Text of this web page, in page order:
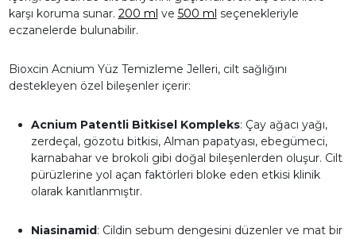
karşı koruma sunar. 200 ml ve 500 ml seçenekleriyle
eczanelerde bulunabilir.
Bioxcin Acnium Yüz Temizleme Jelleri, cilt sağlığını
destekleyen özel bileşenler içerir:
Acnium Patentli Bitkisel Kompleks: Çay ağacı yağı,
zerdeçal, gözotu bitkisi, Alman papatyası, ebegümeci,
karnabahar ve brokoli gibi doğal bileşenlerden oluşur. Cilt
pürüzlerine yol açan faktörleri bloke eden etkisi klinik
olarak kanıtlanmıştır.
Niasinamid : Cildin sebum dengesini düzenler ve mat bir